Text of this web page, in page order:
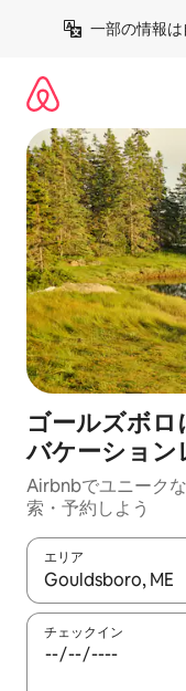
一部の情報は
ゴールズボ
バケーション
Airbnbでユニーク
索・予約しよう
エリア
検索結果が表示さ
チェックイン